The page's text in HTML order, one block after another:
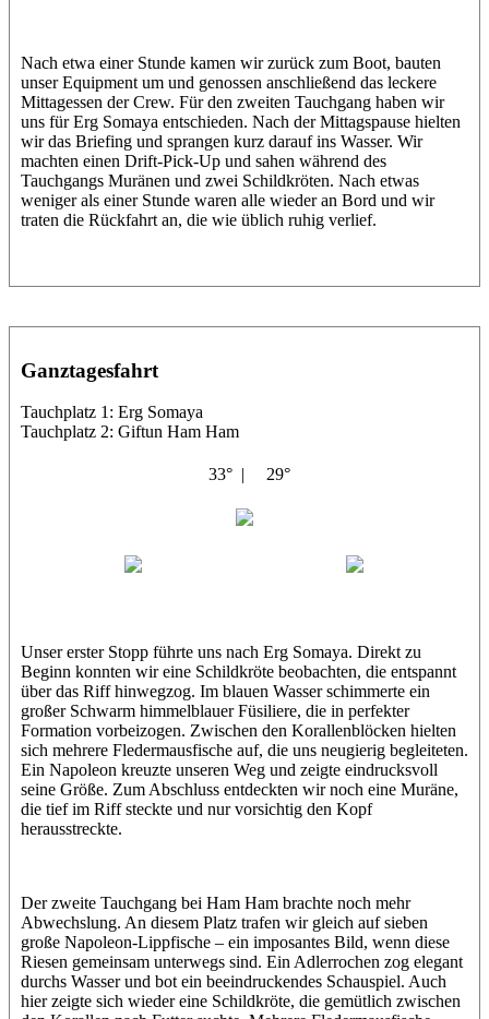
Nach etwa einer Stunde kamen wir zurück zum Boot, bauten
unser Equipment um und genossen anschließend das leckere
Mittagessen der Crew. Für den zweiten Tauchgang haben wir
uns für Erg Somaya entschieden. Nach der Mittagspause hielten
wir das Briefing und sprangen kurz darauf ins Wasser. Wir
machten einen Drift-Pick-Up und sahen während des
Tauchgangs Muränen und zwei Schildkröten. Nach etwas
weniger als einer Stunde waren alle wieder an Bord und wir
traten die Rückfahrt an, die wie üblich ruhig verlief.
Ganztagesfahrt
Tauchplatz 1: Erg Somaya
Tauchplatz 2: Giftun Ham Ham
33° | 29°
Unser erster Stopp führte uns nach Erg Somaya. Direkt zu
Beginn konnten wir eine Schildkröte beobachten, die entspannt
über das Riff hinwegzog. Im blauen Wasser schimmerte ein
großer Schwarm himmelblauer Füsiliere, die in perfekter
Formation vorbeizogen. Zwischen den Korallenblöcken hielten
sich mehrere Fledermausfische auf, die uns neugierig begleiteten.
Ein Napoleon kreuzte unseren Weg und zeigte eindrucksvoll
seine Größe. Zum Abschluss entdeckten wir noch eine Muräne,
die tief im Riff steckte und nur vorsichtig den Kopf
herausstreckte.
Der zweite Tauchgang bei Ham Ham brachte noch mehr
Abwechslung. An diesem Platz trafen wir gleich auf sieben
große Napoleon-Lippfische – ein imposantes Bild, wenn diese
Riesen gemeinsam unterwegs sind. Ein Adlerrochen zog elegant
durchs Wasser und bot ein beeindruckendes Schauspiel. Auch
hier zeigte sich wieder eine Schildkröte, die gemütlich zwischen